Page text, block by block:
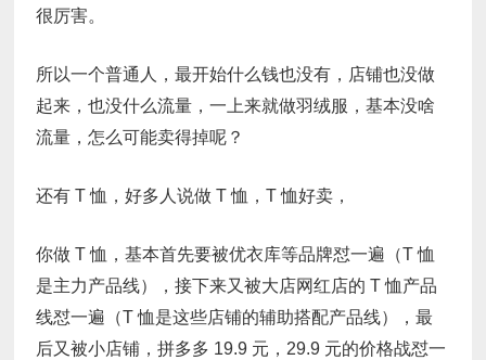
很厉害。
所以一个普通人，最开始什么钱也没有，店铺也没做
起来，也没什么流量，一上来就做羽绒服，基本没啥
流量，怎么可能卖得掉呢？
还有 T 恤，好多人说做 T 恤，T 恤好卖，
你做 T 恤，基本首先要被优衣库等品牌怼一遍（T 恤
是主力产品线），接下来又被大店网红店的 T 恤产品
线怼一遍（T 恤是这些店铺的辅助搭配产品线），最
后又被小店铺，拼多多 19.9 元，29.9 元的价格战怼一